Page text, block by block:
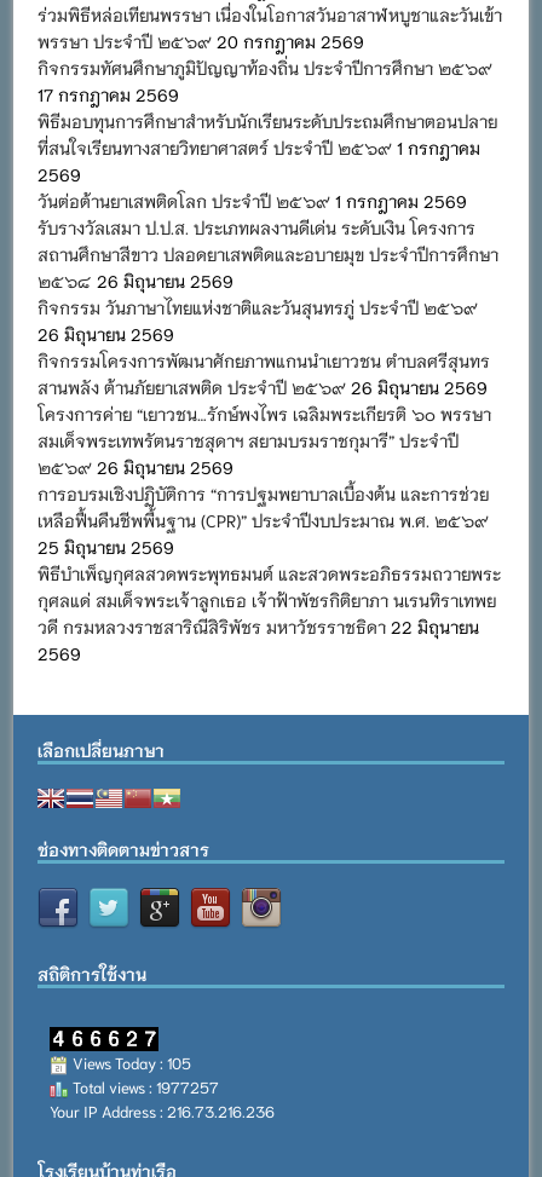
ร่วมพิธีหล่อเทียนพรรษา เนื่องในโอกาสวันอาสาฬหบูชาและวันเข้า
พรรษา ประจำปี ๒๕๖๙ 20 กรกฎาคม 2569
กิจกรรมทัศนศึกษาภูมิปัญญาท้องถิ่น ประจำปีการศึกษา ๒๕๖๙
17 กรกฎาคม 2569
พิธีมอบทุนการศึกษาสำหรับนักเรียนระดับประถมศึกษาตอนปลาย
ที่สนใจเรียนทางสายวิทยาศาสตร์ ประจำปี ๒๕๖๙ 1 กรกฎาคม
2569
วันต่อต้านยาเสพติดโลก ประจำปี ๒๕๖๙ 1 กรกฎาคม 2569
รับรางวัลเสมา ป.ป.ส. ประเภทผลงานดีเด่น ระดับเงิน โครงการ
สถานศึกษาสีขาว ปลอดยาเสพติดและอบายมุข ประจำปีการศึกษา
๒๕๖๘ 26 มิถุนายน 2569
กิจกรรม วันภาษาไทยแห่งชาติและวันสุนทรภู่ ประจำปี ๒๕๖๙
26 มิถุนายน 2569
กิจกรรมโครงการพัฒนาศักยภาพแกนนำเยาวชน ตำบลศรีสุนทร
สานพลัง ต้านภัยยาเสพติด ประจำปี ๒๕๖๙ 26 มิถุนายน 2569
โครงการค่าย “เยาวชน…รักษ์พงไพร เฉลิมพระเกียรติ ๖๐ พรรษา
สมเด็จพระเทพรัตนราชสุดาฯ สยามบรมราชกุมารี” ประจำปี
๒๕๖๙ 26 มิถุนายน 2569
การอบรมเชิงปฏิบัติการ “การปฐมพยาบาลเบื้องต้น และการช่วย
เหลือฟื้นคืนชีพพื้นฐาน (CPR)” ประจำปีงบประมาณ พ.ศ. ๒๕๖๙
25 มิถุนายน 2569
พิธีบำเพ็ญกุศลสวดพระพุทธมนต์ และสวดพระอภิธรรมถวายพระ
กุศลแด่ สมเด็จพระเจ้าลูกเธอ เจ้าฟ้าพัชรกิติยาภา นเรนทิราเทพย
วดี กรมหลวงราชสาริณีสิริพัชร มหาวัชรราชธิดา 22 มิถุนายน
2569
เลือกเปลี่ยนภาษา
ช่องทางติดตามข่าวสาร
สถิติการใช้งาน
Views Today : 105
Total views : 1977257
Your IP Address : 216.73.216.236
โรงเรียนบ้านท่าเรือ